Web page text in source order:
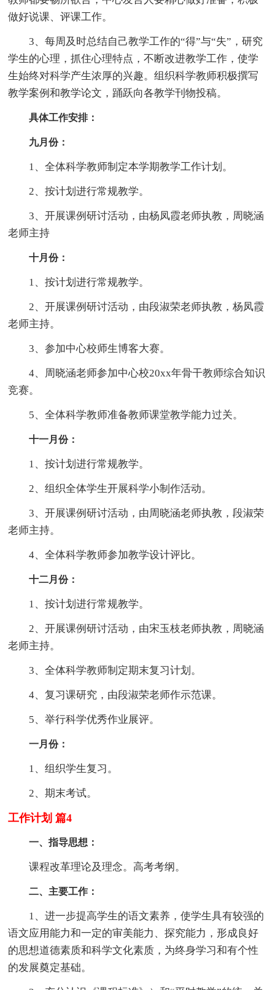
做好说课、评课工作。
3、每周及时总结自己教学工作的“得”与“失”，研究
学生的心理，抓住心理特点，不断改进教学工作，使学
生始终对科学产生浓厚的兴趣。组织科学教师积极撰写
教学案例和教学论文，踊跃向各教学刊物投稿。
具体工作安排：
九月份：
1、全体科学教师制定本学期教学工作计划。
2、按计划进行常规教学。
3、开展课例研讨活动，由杨凤霞老师执教，周晓涵
老师主持
十月份：
1、按计划进行常规教学。
2、开展课例研讨活动，由段淑荣老师执教，杨凤霞
老师主持。
3、参加中心校师生博客大赛。
4、周晓涵老师参加中心校20xx年骨干教师综合知识
竞赛。
5、全体科学教师准备教师课堂教学能力过关。
十一月份：
1、按计划进行常规教学。
2、组织全体学生开展科学小制作活动。
3、开展课例研讨活动，由周晓涵老师执教，段淑荣
老师主持。
4、全体科学教师参加教学设计评比。
十二月份：
1、按计划进行常规教学。
2、开展课例研讨活动，由宋玉枝老师执教，周晓涵
老师主持。
3、全体科学教师制定期末复习计划。
4、复习课研究，由段淑荣老师作示范课。
5、举行科学优秀作业展评。
一月份：
1、组织学生复习。
2、期末考试。
工作计划 篇4
一、指导思想：
课程改革理论及理念。高考考纲。
二、主要工作：
1、进一步提高学生的语文素养，使学生具有较强的
语文应用能力和一定的审美能力、探究能力，形成良好
的思想道德素质和科学文化素质，为终身学习和有个性
的发展奠定基础。